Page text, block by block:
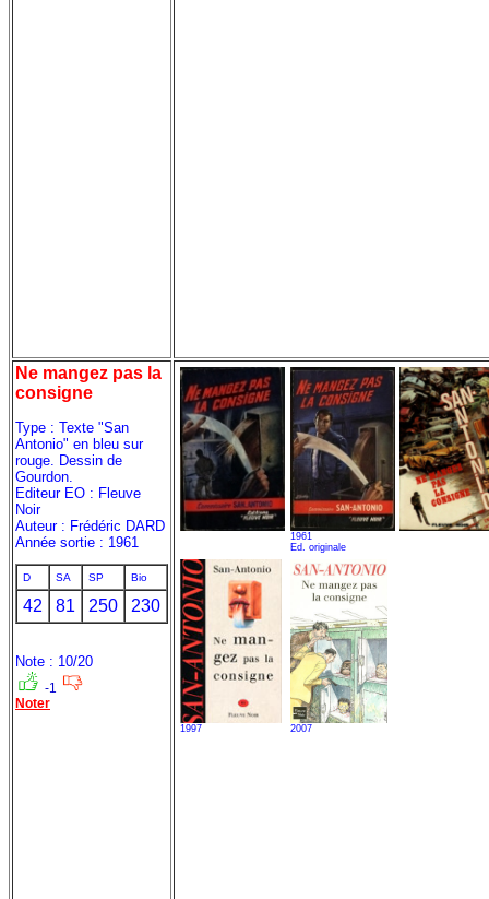
Ne mangez pas la
consigne
Type : Texte "San
Antonio" en bleu sur
rouge. Dessin de
Gourdon.
Editeur EO : Fleuve
Noir
Auteur : Frédéric DARD
Année sortie : 1961
D SA SP Bio
42 81 250 230
Note : 10/20
-1
Noter
1961
Ed. originale
1997 2007